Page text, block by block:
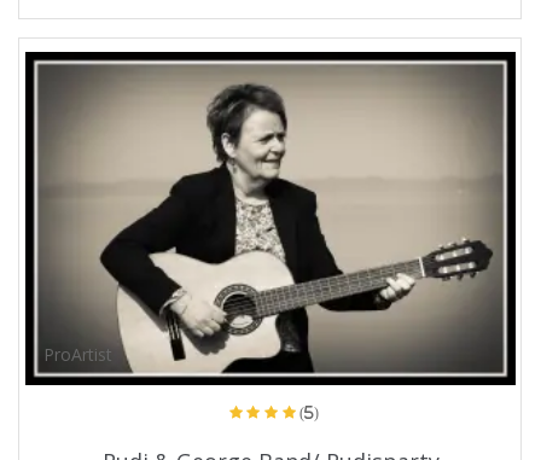
ProArtist
(5)